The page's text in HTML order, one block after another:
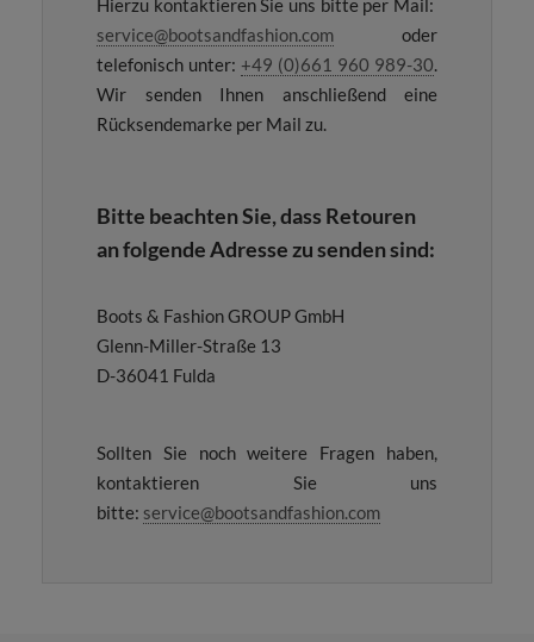
Hierzu kontaktieren Sie uns bitte per Mail:
service@bootsandfashion.com oder
telefonisch unter: +49 (0)661 960 989-30.
Wir senden Ihnen anschließend eine
Rücksendemarke per Mail zu.
Bitte beachten Sie, dass Retouren
an folgende Adresse zu senden sind:
Boots & Fashion GROUP GmbH
Glenn-Miller-Straße 13
D-36041 Fulda
Sollten Sie noch weitere Fragen haben,
kontaktieren Sie uns
bitte: service@bootsandfashion.com